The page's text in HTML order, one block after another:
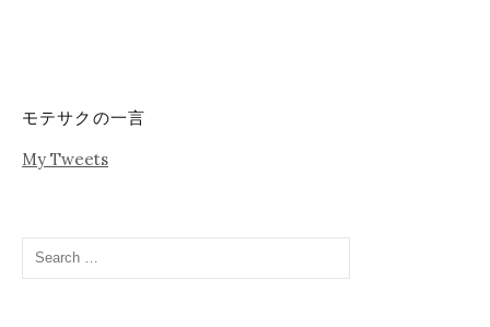
モテサクの一言
My Tweets
Search